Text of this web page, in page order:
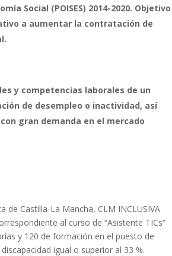
Social (POISES) 2014-2020. Objetivo
a aumentar la contratación de
y competencias laborales de un
de desempleo o inactividad, así
gran demanda en el mercado
de Castilla-La Mancha, CLM INCLUSIVA
al curso de “Asistente TICs”
y 120 de formación en el puesto de
igual o superior al 33 %.